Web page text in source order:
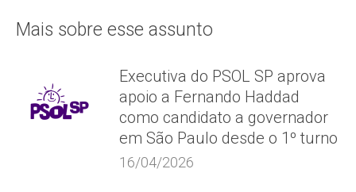
Mais sobre esse assunto
Executiva do PSOL SP aprova
apoio a Fernando Haddad
como candidato a governador
em São Paulo desde o 1º turno
16/04/2026